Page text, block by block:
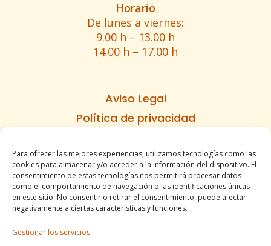
Para ofrecer las mejores experiencias, utilizamos tecnologías como las
cookies para almacenar y/o acceder a la información del dispositivo. El
consentimiento de estas tecnologías nos permitirá procesar datos
como el comportamiento de navegación o las identificaciones únicas
en este sitio. No consentir o retirar el consentimiento, puede afectar
negativamente a ciertas características y funciones.
Gestionar los servicios
Horario
De lunes a viernes:
9.00 h – 13.00 h
14.00 h – 17.00 h
Aviso Legal
Política de privacidad
Informe de accesibilidad
Condiciones de venta
Mapa del sitio